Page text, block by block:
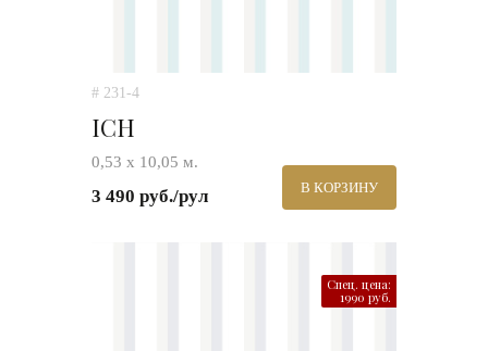
# 231-4
ICH
0,53 х 10,05 м.
3 490 руб./рул В КОРЗИНУ
Спец. цена:
1990 руб.